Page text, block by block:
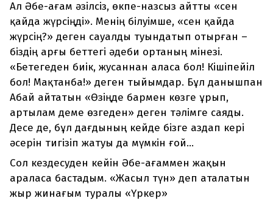
Ал Әбе-ағам әзілсіз, өкпе-назсыз айтты «сен
қайда жүрсіңді». Менің білуімше, «сен қайда
жүрсің?» деген сауалды туындатып отырған –
біздің арғы беттегі әдеби ортаның мінезі.
«Бетегеден биік, жусаннан аласа бол! Кішіпейіл
бол! Мақтанба!» деген тыйымдар. Бұл данышпан
Абай айтатын «Өзіңде бармен көзге ұрып,
артылам деме өзгеден» деген тәлімге саяды.
Десе де, бұл дағдының кейде бізге аздап кері
әсерін тигізіп жатуы да мүмкін ғой...
Сол кездесуден кейін Әбе-ағаммен жақын
араласа бастадым. «Жасыл түн» деп аталатын
жыр жинағым туралы «Үркер»